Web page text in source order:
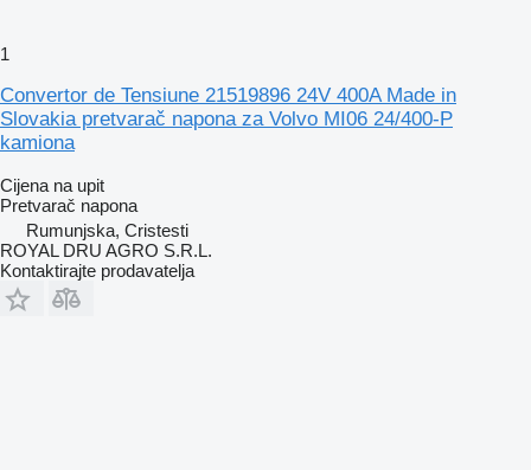
1
Convertor de Tensiune 21519896 24V 400A Made in
Slovakia pretvarač napona za Volvo MI06 24/400-P
kamiona
Cijena na upit
Pretvarač napona
Rumunjska, Cristesti
ROYAL DRU AGRO S.R.L.
Kontaktirajte prodavatelja